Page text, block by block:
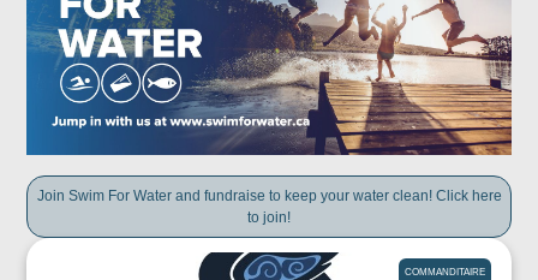
Join Swim For Water and fundraise to keep your water clean! Click here
to join!
COMMANDITAIRE